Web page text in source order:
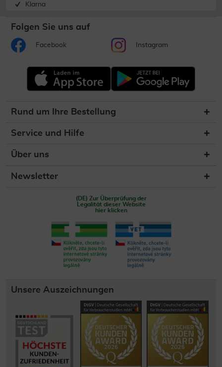
Klarna
Folgen Sie uns auf
Facebook Instagram
Rund um Ihre Bestellung
Service und Hilfe
Über uns
Newsletter
(DE) Zur Überprüfung der
Legalität dieser Website
hier klicken
Unsere Auszeichnungen